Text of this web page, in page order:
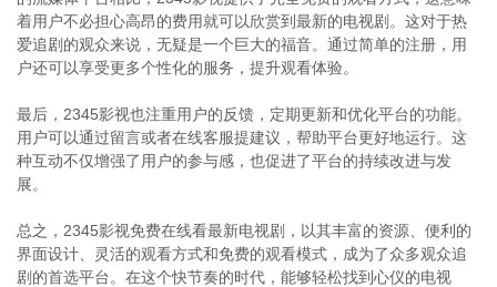
着用户不必担心高昂的费用就可以欣赏到最新的电视剧。这对于热
爱追剧的观众来说，无疑是一个巨大的福音。通过简单的注册，用
户还可以享受更多个性化的服务，提升观看体验。
最后，2345影视也注重用户的反馈，定期更新和优化平台的功能。
用户可以通过留言或者在线客服提建议，帮助平台更好地运行。这
种互动不仅增强了用户的参与感，也促进了平台的持续改进与发
展。
总之，2345影视免费在线看最新电视剧，以其丰富的资源、便利的
界面设计、灵活的观看方式和免费的观看模式，成为了众多观众追
剧的首选平台。在这个快节奏的时代，能够轻松找到心仪的电视